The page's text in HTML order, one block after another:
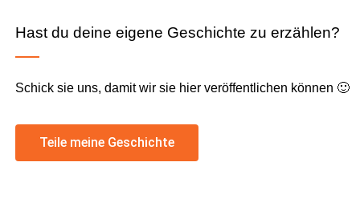
Hast du deine eigene Geschichte zu erzählen?
Schick sie uns, damit wir sie hier veröffentlichen können 🙂
Teile meine Geschichte